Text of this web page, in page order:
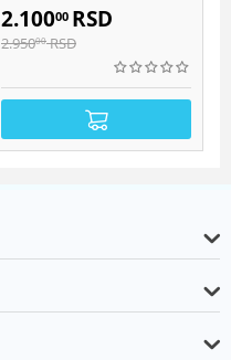
2.10000 RSD
2.95000 RSD